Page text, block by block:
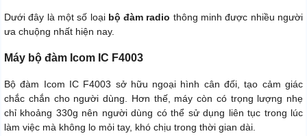
Dưới đây là một số loại bộ đàm radio thông minh được nhiều người
ưa chuộng nhất hiện nay.
Máy bộ đàm Icom IC F4003
Bộ đàm Icom IC F4003 sở hữu ngoại hình cân đối, tạo cảm giác
chắc chắn cho người dùng. Hơn thế, máy còn có trọng lượng nhẹ
chỉ khoảng 330g nên người dùng có thể sử dụng liên tục trong lúc
làm việc mà không lo mỏi tay, khó chịu trong thời gian dài.